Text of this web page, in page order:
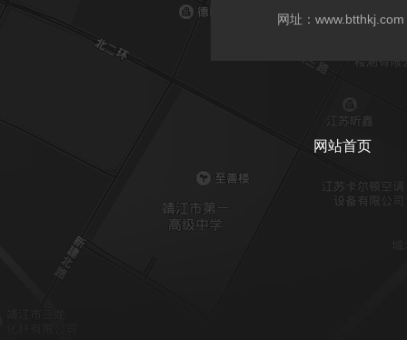
网址：www.btthkj.com
网站首页